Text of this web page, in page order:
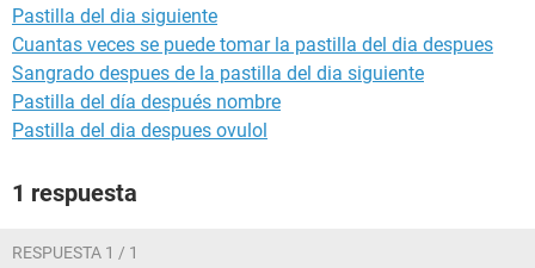
Pastilla del dia siguiente
Cuantas veces se puede tomar la pastilla del dia despues
Sangrado despues de la pastilla del dia siguiente
Pastilla del día después nombre
Pastilla del dia despues ovulol
1 respuesta
RESPUESTA 1 / 1